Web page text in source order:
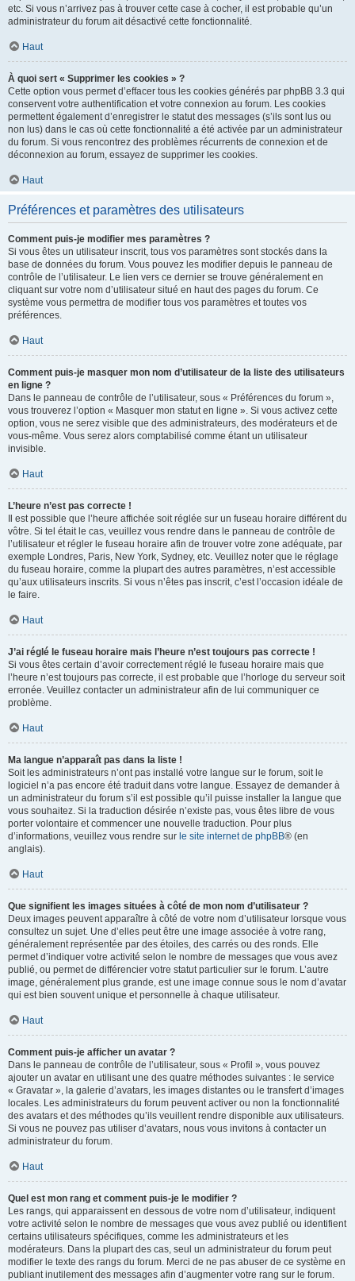
etc. Si vous n’arrivez pas à trouver cette case à cocher, il est probable qu’un
administrateur du forum ait désactivé cette fonctionnalité.
Haut
À quoi sert « Supprimer les cookies » ?
Cette option vous permet d’effacer tous les cookies générés par phpBB 3.3 qui
conservent votre authentification et votre connexion au forum. Les cookies
permettent également d’enregistrer le statut des messages (s’ils sont lus ou
non lus) dans le cas où cette fonctionnalité a été activée par un administrateur
du forum. Si vous rencontrez des problèmes récurrents de connexion et de
déconnexion au forum, essayez de supprimer les cookies.
Haut
Préférences et paramètres des utilisateurs
Comment puis-je modifier mes paramètres ?
Si vous êtes un utilisateur inscrit, tous vos paramètres sont stockés dans la
base de données du forum. Vous pouvez les modifier depuis le panneau de
contrôle de l’utilisateur. Le lien vers ce dernier se trouve généralement en
cliquant sur votre nom d’utilisateur situé en haut des pages du forum. Ce
système vous permettra de modifier tous vos paramètres et toutes vos
préférences.
Haut
Comment puis-je masquer mon nom d’utilisateur de la liste des utilisateurs
en ligne ?
Dans le panneau de contrôle de l’utilisateur, sous « Préférences du forum »,
vous trouverez l’option « Masquer mon statut en ligne ». Si vous activez cette
option, vous ne serez visible que des administrateurs, des modérateurs et de
vous-même. Vous serez alors comptabilisé comme étant un utilisateur
invisible.
Haut
L’heure n’est pas correcte !
Il est possible que l’heure affichée soit réglée sur un fuseau horaire différent du
vôtre. Si tel était le cas, veuillez vous rendre dans le panneau de contrôle de
l’utilisateur et régler le fuseau horaire afin de trouver votre zone adéquate, par
exemple Londres, Paris, New York, Sydney, etc. Veuillez noter que le réglage
du fuseau horaire, comme la plupart des autres paramètres, n’est accessible
qu’aux utilisateurs inscrits. Si vous n’êtes pas inscrit, c’est l’occasion idéale de
le faire.
Haut
J’ai réglé le fuseau horaire mais l’heure n’est toujours pas correcte !
Si vous êtes certain d’avoir correctement réglé le fuseau horaire mais que
l’heure n’est toujours pas correcte, il est probable que l’horloge du serveur soit
erronée. Veuillez contacter un administrateur afin de lui communiquer ce
problème.
Haut
Ma langue n’apparaît pas dans la liste !
Soit les administrateurs n’ont pas installé votre langue sur le forum, soit le
logiciel n’a pas encore été traduit dans votre langue. Essayez de demander à
un administrateur du forum s’il est possible qu’il puisse installer la langue que
vous souhaitez. Si la traduction désirée n’existe pas, vous êtes libre de vous
porter volontaire et commencer une nouvelle traduction. Pour plus
d’informations, veuillez vous rendre sur le site internet de phpBB® (en
anglais).
Haut
Que signifient les images situées à côté de mon nom d’utilisateur ?
Deux images peuvent apparaître à côté de votre nom d’utilisateur lorsque vous
consultez un sujet. Une d’elles peut être une image associée à votre rang,
généralement représentée par des étoiles, des carrés ou des ronds. Elle
permet d’indiquer votre activité selon le nombre de messages que vous avez
publié, ou permet de différencier votre statut particulier sur le forum. L’autre
image, généralement plus grande, est une image connue sous le nom d’avatar
qui est bien souvent unique et personnelle à chaque utilisateur.
Haut
Comment puis-je afficher un avatar ?
Dans le panneau de contrôle de l’utilisateur, sous « Profil », vous pouvez
ajouter un avatar en utilisant une des quatre méthodes suivantes : le service
« Gravatar », la galerie d’avatars, les images distantes ou le transfert d’images
locales. Les administrateurs du forum peuvent activer ou non la fonctionnalité
des avatars et des méthodes qu’ils veuillent rendre disponible aux utilisateurs.
Si vous ne pouvez pas utiliser d’avatars, nous vous invitons à contacter un
administrateur du forum.
Haut
Quel est mon rang et comment puis-je le modifier ?
Les rangs, qui apparaissent en dessous de votre nom d’utilisateur, indiquent
votre activité selon le nombre de messages que vous avez publié ou identifient
certains utilisateurs spécifiques, comme les administrateurs et les
modérateurs. Dans la plupart des cas, seul un administrateur du forum peut
modifier le texte des rangs du forum. Merci de ne pas abuser de ce système en
publiant inutilement des messages afin d’augmenter votre rang sur le forum.